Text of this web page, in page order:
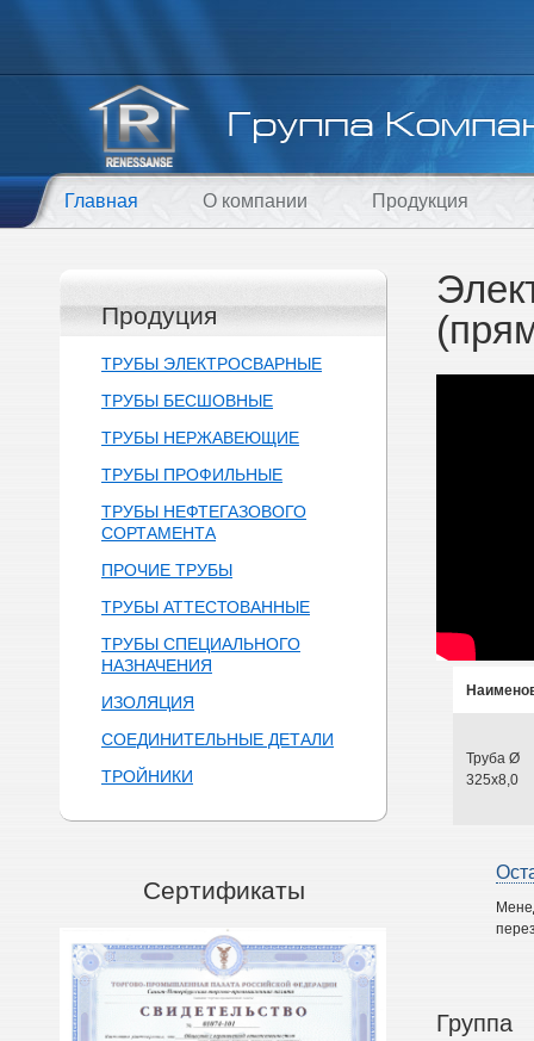
Главная О компании Продукция
Продуция
ТРУБЫ ЭЛЕКТРОСВАРНЫЕ
ТРУБЫ БЕСШОВНЫЕ
ТРУБЫ НЕРЖАВЕЮЩИЕ
ТРУБЫ ПРОФИЛЬНЫЕ
ТРУБЫ НЕФТЕГАЗОВОГО
СОРТАМЕНТА
ПРОЧИЕ ТРУБЫ
ТРУБЫ АТТЕСТОВАННЫЕ
ТРУБЫ СПЕЦИАЛЬНОГО
НАЗНАЧЕНИЯ
ИЗОЛЯЦИЯ
СОЕДИНИТЕЛЬНЫЕ ДЕТАЛИ
ТРОЙНИКИ
Сертификаты
Труба Ø
325х8,0
Группа